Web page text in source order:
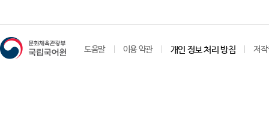
도움말 이용 약관 개인 정보 처리 방침 저